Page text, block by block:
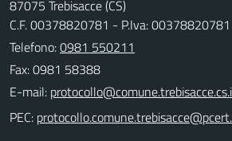
87075 Trebisacce (CS)
C.F. 00378820781 - P.Iva: 00378820781
Telefono:0981 550211
Fax: 0981 58388
E-mail:
PEC: